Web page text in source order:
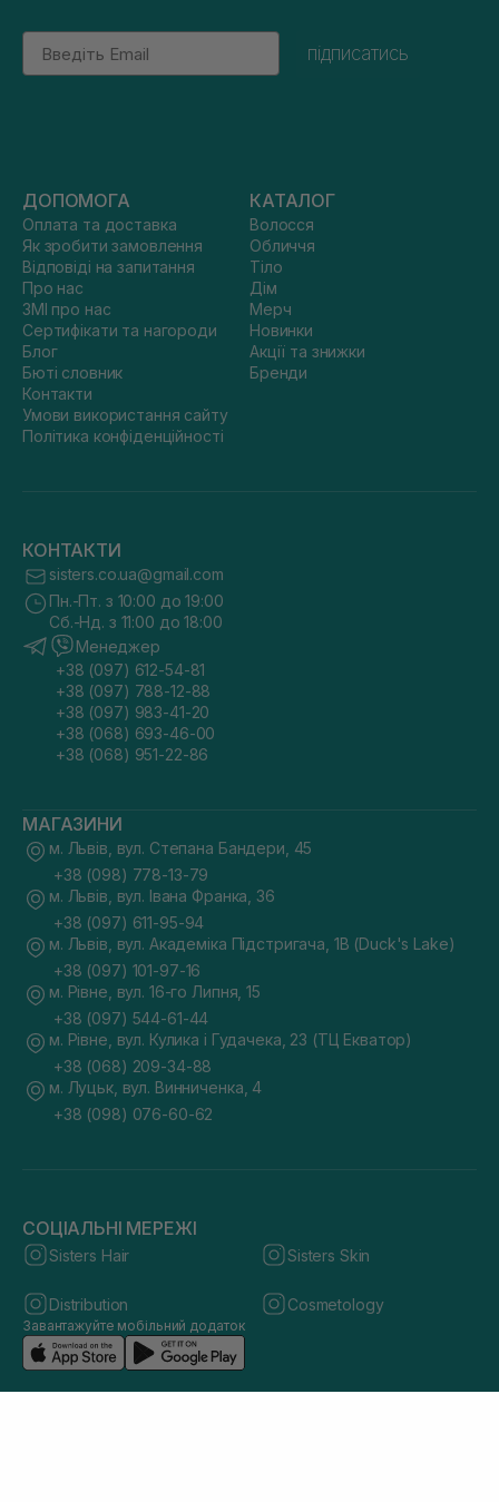
Email
підписатись
ДОПОМОГА
Оплата та доставка
Як зробити замовлення
Відповіді на запитання
Про нас
ЗМІ про нас
Сертифікати та нагороди
Блог
Бюті словник
Контакти
Умови використання сайту
Політика конфіденційності
КАТАЛОГ
Волосся
Обличчя
Тіло
Дім
Мерч
Новинки
Акції та знижки
Бренди
КОНТАКТИ
sisters.co.ua@gmail.com
Пн.-Пт. з 10:00 до 19:00
Сб.-Нд. з 11:00 до 18:00
Менеджер
+38 (097) 612-54-81
+38 (097) 788-12-88
+38 (097) 983-41-20
+38 (068) 693-46-00
+38 (068) 951-22-86
МАГАЗИНИ
м. Львів, вул. Степана Бандери, 45
+38 (098) 778-13-79
м. Львів, вул. Івана Франка, 36
+38 (097) 611-95-94
м. Львів, вул. Академіка Підстригача, 1В (Duck's Lake)
+38 (097) 101-97-16
м. Рівне, вул. 16-го Липня, 15
+38 (097) 544-61-44
м. Рівне, вул. Кулика і Гудачека, 23 (ТЦ Екватор)
+38 (068) 209-34-88
м. Луцьк, вул. Винниченка, 4
+38 (098) 076-60-62
СОЦІАЛЬНІ МЕРЕЖІ
Sisters Hair Sisters Skin
Distribution Cosmetology
Завантажуйте мобільний додаток